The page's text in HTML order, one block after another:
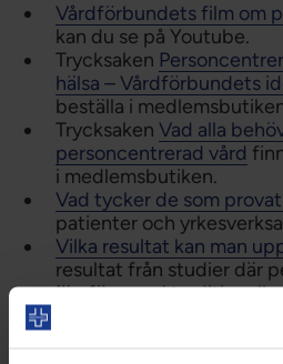
Vårdförbundets film om
kan du se på Youtube.
Trycksaken
hälsa – Vårdförbundets
beställa i
Trycksaken Vad alla
personcentrerad vård
i medlemsbutiken.
Vad tycker de som
patienter och
Vilka resultat kan man
resultat från studier där
jämförs med traditionell